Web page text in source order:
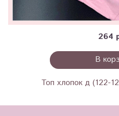
264
В
Топ хлопок д (122-